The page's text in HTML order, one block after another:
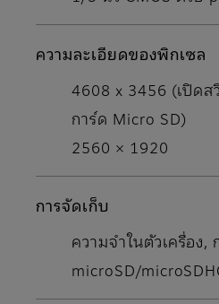
ความละเอียดของพิกเซล
4608 x 3456 (เปิด
การ์ด Micro SD)
2560 × 1920
การจัดเก็บ
ความจําในตัวเครื่อง,
microSD/